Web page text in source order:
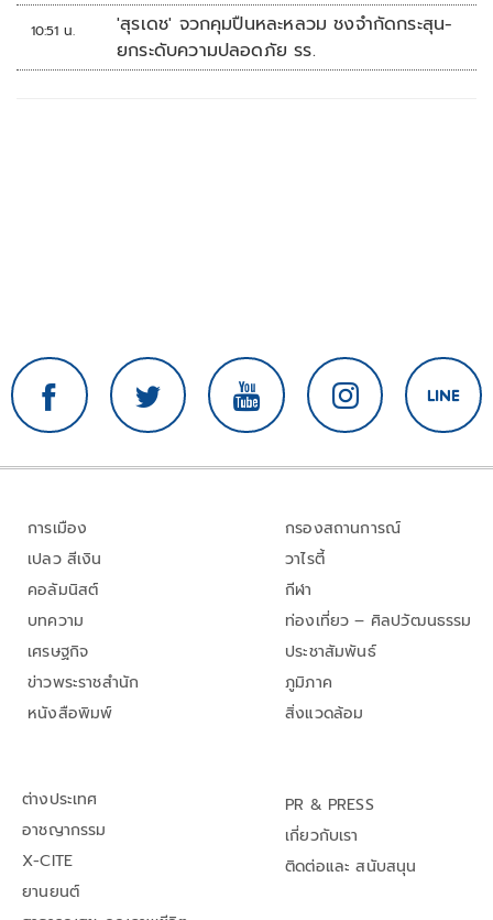
10:51 น.
'สุรเดช' จวกคุมปืนหละหลวม ชงจำกัดกระสุน-
ยกระดับความปลอดภัย รร.
การเมือง
เปลว สีเงิน
คอลัมนิสต์
บทความ
เศรษฐกิจ
ข่าวพระราชสำนัก
หนังสือพิมพ์
กรองสถานการณ์
วาไรตี้
กีฬา
ท่องเที่ยว – ศิลปวัฒนธรรม
ประชาสัมพันธ์
ภูมิภาค
สิ่งแวดล้อม
ต่างประเทศ
อาชญากรรม
X-CITE
ยานยนต์
PR & PRESS
เกี่ยวกับเรา
ติดต่อและ สนับสนุน